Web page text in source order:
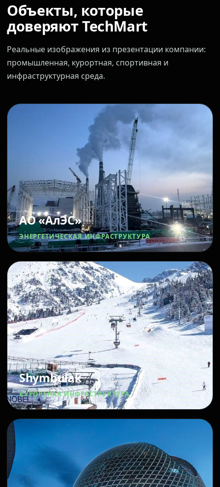
Объекты, которые
доверяют TechMart
Реальные изображения из презентации компании:
промышленная, курортная, спортивная и
инфраструктурная среда.
АО «АлЭС»
ЭНЕРГЕТИЧЕСКАЯ ИНФРАСТРУКТУРА
Shymbulak
КУРОРТНАЯ ИНФРАСТРУКТУРА